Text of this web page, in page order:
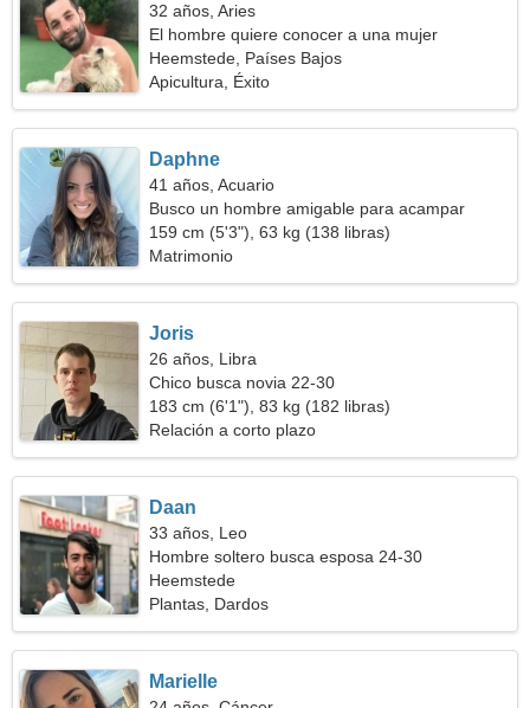
32 años, Aries
El hombre quiere conocer a una mujer
Heemstede, Países Bajos
Apicultura, Éxito
Daphne
41 años, Acuario
Busco un hombre amigable para acampar
159 cm (5'3"), 63 kg (138 libras)
Matrimonio
Joris
26 años, Libra
Chico busca novia 22-30
183 cm (6'1"), 83 kg (182 libras)
Relación a corto plazo
Daan
33 años, Leo
Hombre soltero busca esposa 24-30
Heemstede
Plantas, Dardos
Marielle